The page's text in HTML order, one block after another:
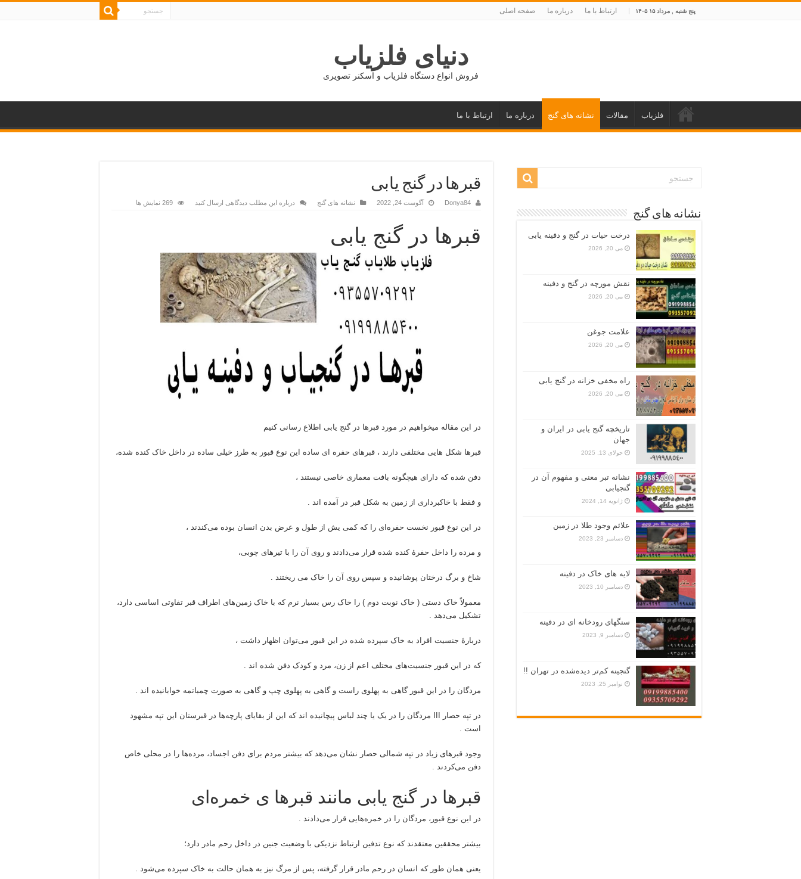
پنج شنبه , مرداد ۱۵ ۱۴۰۵ ارتباط با ما درباره ما صفحه اصلی
دنیای فلزیاب
فروش انواع دستگاه فلزیاب و اسکنر تصویری
فلزیاب مقالات نشانه های گنج درباره ما ارتباط با ما
قبرها در گنج یابی
Donya84 آگوست 24, 2022 نشانه های گنج درباره این مطلب دیدگاهی ارسال کنید 269 نمایش ها
قبرها در گنج یابی
در این مقاله میخواهیم در مورد قبرها در گنج یابی اطلاع رسانی کنیم
قبرها شکل هایی مختلفی دارند ، قبرهای حفره ای ساده این نوع قبور به طرز خیلی ساده در داخل خاک کنده شده،
دفن شده که دارای هیچگونه بافت معماری خاصی نیستند ،
و فقط با خاکبرداری از زمین به شکل قبر در آمده اند .
در این نوع قبور نخست حفره‌ای را که کمی یش از طول و عرض بدن انسان بوده می‌کندند ،
و مرده را داخل حفرهٔ کنده شده قرار می‌دادند و روی آن را با تیرهای چوبی،
شاخ و برگ درختان پوشانیده و سپس روی آن را خاک می ریختند .
معمولاً خاک دستی ( خاک نوبت دوم ) را خاک رس بسیار نرم که با خاک زمین‌های اطراف قبر تفاوتی اساسی دارد،
تشکیل می‌دهد .
دربارهٔ جنسیت افراد به خاک سپرده شده در این قبور می‌توان اظهار داشت ،
که در این قبور جنسیت‌های مختلف اعم از زن، مرد و کودک دفن شده اند .
مردگان را در این قبور گاهی به پهلوی راست و گاهی به پهلوی چپ و گاهی به صورت چمباتمه خوابانیده اند .
در تپه حصار III مردگان را در یک یا چند لباس پیچانیده اند که این از بقایای پارچه‌ها در قبرستان این تپه مشهود
است .
وجود قبرهای زیاد در تپه شمالی حصار نشان می‌دهد که بیشتر مردم برای دفن اجساد، مرده‌ها را در محلی خاص
دفن می‌کردند .
قبرها در گنج یابی مانند قبرها ی خمره‌ای
در این نوع قبور، مردگان را در خمره‌هایی قرار می‌دادند .
بیشتر محققین معتقدند که نوع تدفین ارتباط نزدیکی با وضعیت جنین در داخل رحم مادر دارد؛
یعنی همان طور که انسان در رحم مادر قرار گرفته، پس از مرگ نیز به همان حالت به خاک سپرده می‌شود .
نشانه های گنج
درخت حیات در گنج و دفینه یابی
می 20, 2026
نقش مورچه در گنج و دفینه
می 20, 2026
علامت جوغن
می 20, 2026
راه مخفی خزانه در گنج یابی
می 20, 2026
تاریخچه گنج‌ یابی در ایران و
جهان
جولای 13, 2025
نشانه تبر معنی و مفهوم آن در
گنجیابی
ژانویه 14, 2024
علائم وجود طلا در زمین
دسامبر 23, 2023
لایه های خاک در دفینه
دسامبر 10, 2023
سنگهای رودخانه ای در دفینه
دسامبر 9, 2023
گنجینه کم‌تر دیده‌شده در تهران !!
نوامبر 25, 2023